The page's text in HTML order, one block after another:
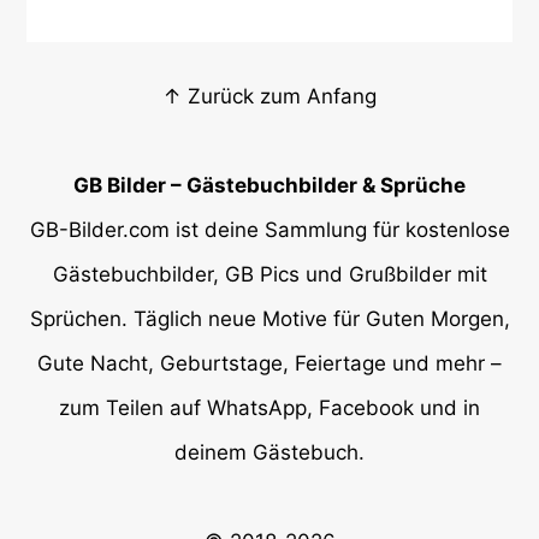
↑ Zurück zum Anfang
GB Bilder – Gästebuchbilder & Sprüche
GB-Bilder.com ist deine Sammlung für kostenlose
Gästebuchbilder, GB Pics und Grußbilder mit
Sprüchen. Täglich neue Motive für Guten Morgen,
Gute Nacht, Geburtstage, Feiertage und mehr –
zum Teilen auf WhatsApp, Facebook und in
deinem Gästebuch.